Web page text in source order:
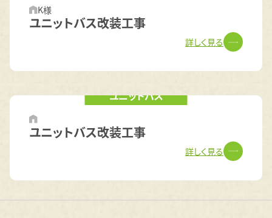
K様
ユニットバス改装工事
詳しく見る
ユニットバス
ユニットバス改装工事
詳しく見る